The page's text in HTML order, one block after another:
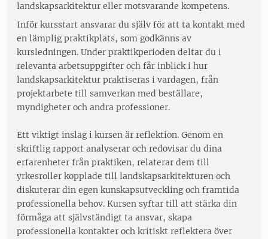
landskapsarkitektur eller motsvarande kompetens.
Inför kursstart ansvarar du själv för att ta kontakt med
en lämplig praktikplats, som godkänns av
kursledningen. Under praktikperioden deltar du i
relevanta arbetsuppgifter och får inblick i hur
landskapsarkitektur praktiseras i vardagen, från
projektarbete till samverkan med beställare,
myndigheter och andra professioner.
Ett viktigt inslag i kursen är reflektion. Genom en
skriftlig rapport analyserar och redovisar du dina
erfarenheter från praktiken, relaterar dem till
yrkesroller kopplade till landskapsarkitekturen och
diskuterar din egen kunskapsutveckling och framtida
professionella behov. Kursen syftar till att stärka din
förmåga att självständigt ta ansvar, skapa
professionella kontakter och kritiskt reflektera över